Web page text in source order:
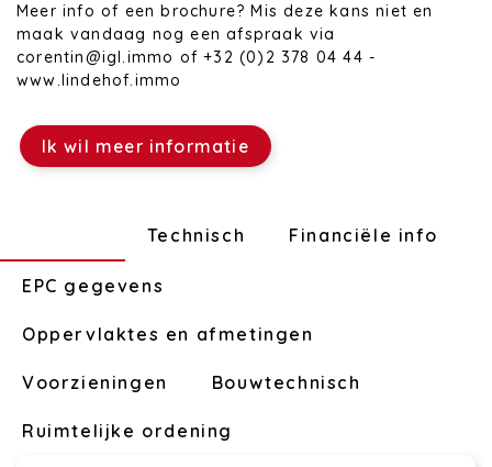
Meer info of een brochure? Mis deze kans niet en
maak vandaag nog een afspraak via
corentin@igl.immo of +32 (0)2 378 04 44 -
www.lindehof.immo
Ik wil meer informatie
Technisch Financiële info
EPC gegevens
Oppervlaktes en afmetingen
Voorzieningen Bouwtechnisch
Ruimtelijke ordening